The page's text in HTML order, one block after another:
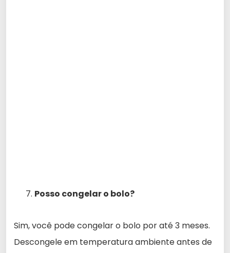
Posso congelar o bolo?
Sim, você pode congelar o bolo por até 3 meses.
Descongele em temperatura ambiente antes de